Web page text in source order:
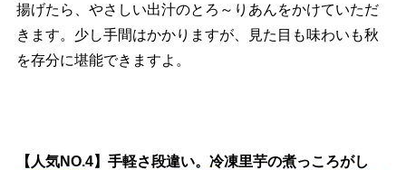
揚げたら、やさしい出汁のとろ～りあんをかけていただ
きます。少し手間はかかりますが、見た目も味わいも秋
を存分に堪能できますよ。
【人気NO.4】手軽さ段違い。冷凍里芋の煮っころがし